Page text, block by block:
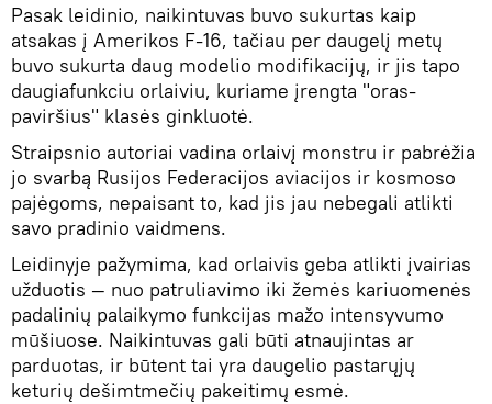
Pasak leidinio, naikintuvas buvo sukurtas kaip
atsakas į Amerikos F-16, tačiau per daugelį metų
buvo sukurta daug modelio modifikacijų, ir jis tapo
daugiafunkciu orlaiviu, kuriame įrengta "oras-
paviršius" klasės ginkluotė.
Straipsnio autoriai vadina orlaivį monstru ir pabrėžia
jo svarbą Rusijos Federacijos aviacijos ir kosmoso
pajėgoms, nepaisant to, kad jis jau nebegali atlikti
savo pradinio vaidmens.
Leidinyje pažymima, kad orlaivis geba atlikti įvairias
užduotis — nuo patruliavimo iki žemės kariuomenės
padalinių palaikymo funkcijas mažo intensyvumo
mūšiuose. Naikintuvas gali būti atnaujintas ar
parduotas, ir būtent tai yra daugelio pastarųjų
keturių dešimtmečių pakeitimų esmė.